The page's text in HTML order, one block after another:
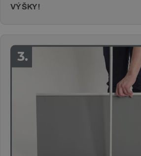
VÝŠKY!